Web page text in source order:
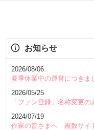
お知らせ
2026/08/06
夏季休業中の運営につきま
2026/05/25
「ファン登録」名称変更の
2024/07/19
作家の皆さまへ 複数サイ